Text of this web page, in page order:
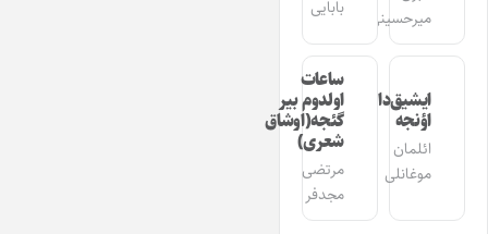
میرحسینی
بابایی
ایشیق‌دان
اؤنجه
ائلمان
موغانلی
ساعات
اولدوم بیر
گئجه(اوشاق
شعری)
مرتضی
مجدفر